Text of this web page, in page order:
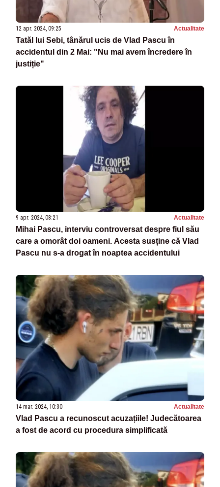
12 apr. 2024, 09:25 Actualitate
Tatăl lui Sebi, tânărul ucis de Vlad Pascu în
accidentul din 2 Mai: "Nu mai avem încredere în
justiție"
9 apr. 2024, 08:21 Actualitate
Mihai Pascu, interviu controversat despre fiul său
care a omorât doi oameni. Acesta susține că Vlad
Pascu nu s-a drogat în noaptea accidentului
14 mar. 2024, 10:30 Actualitate
Vlad Pascu a recunoscut acuzațiile! Judecătoarea
a fost de acord cu procedura simplificată